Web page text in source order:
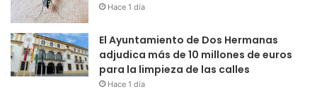
Hace 1 día
El Ayuntamiento de Dos Hermanas
adjudica más de 10 millones de euros
para la limpieza de las calles
Hace 1 día